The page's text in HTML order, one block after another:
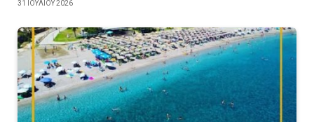
31 ΙΟΥΛΊΟΥ 2026